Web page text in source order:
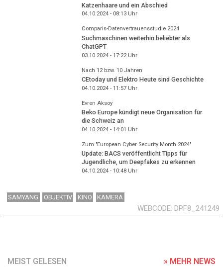
Katzenhaare und ein Abschied
04.10.2024 - 08:13Uhr
Comparis-Datenvertrauensstudie 2024
Suchmaschinen weiterhin beliebter als
ChatGPT
03.10.2024 - 17:22Uhr
Nach 12 bzw. 10 Jahren
CEtoday und Elektro Heute sind Geschichte
04.10.2024 - 11:57Uhr
Evren Aksoy
Beko Europe kündigt neue Organisation für
die Schweiz an
04.10.2024 - 14:01 Uhr
Zum "European Cyber Security Month 2024"
Update: BACS veröffentlicht Tipps für
Jugendliche, um Deepfakes zu erkennen
04.10.2024 - 10:48Uhr
SAMYANG OBJEKTIV KINO KAMERA
WEBCODE DPF8_241249
MEIST GELESEN » MEHR NEWS